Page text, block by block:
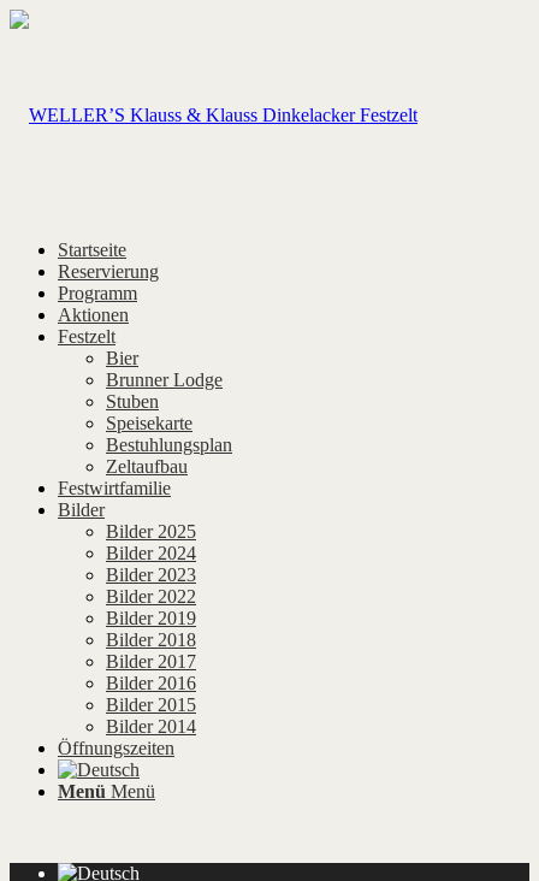
Startseite
Reservierung
Programm
Aktionen
Festzelt
Bier
Brunner Lodge
Stuben
Speisekarte
Bestuhlungsplan
Zeltaufbau
Festwirtfamilie
Bilder
Bilder 2025
Bilder 2024
Bilder 2023
Bilder 2022
Bilder 2019
Bilder 2018
Bilder 2017
Bilder 2016
Bilder 2015
Bilder 2014
Öffnungszeiten
Menü Menü